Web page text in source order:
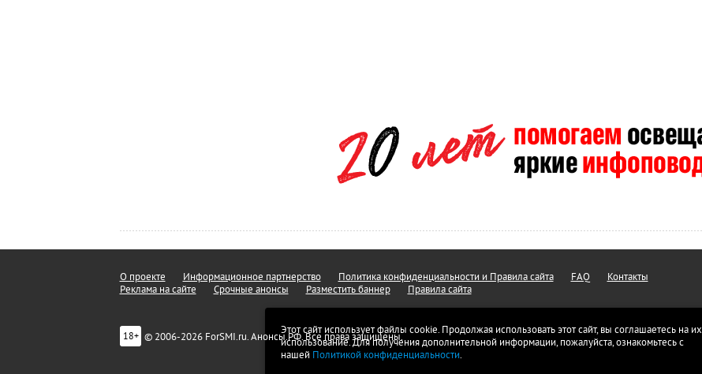
Этот сайт использует файлы cookie. Продолжая использовать этот сайт, вы соглашаетесь на их
использование. Для получения дополнительной информации, пожалуйста, ознакомьтесь с
нашей Политикой конфиденциальности.
О проекте Информационное партнерство Политика конфиденциальности и Правила сайта FAQ
Контакты
Реклама на сайте
Срочные анонсы Разместить баннер Правила сайта
18+ © 2006-2026 ForSMI.ru. Анонсы.РФ. Все права защищены.